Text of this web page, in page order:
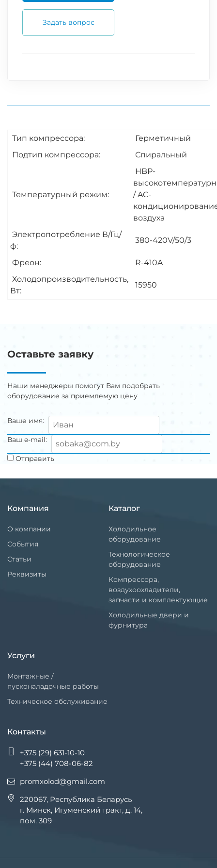
Задать вопрос
Тип компрессора:
Герметичный
Подтип компрессора:
Спиральный
Температурный режим:
HBP-
/ AC-
воздуха
Электропотребление В/Гц/
ф:
380-420V/50/3
Фреон:
R-410A
Холодопроизводительность,
Вт:
15950
Оставьте заявку
Наши менеджеры помогут Вам подобрать
оборудование за приемлемую цену
Ваше имя:
Ваш e-mail:
Отправить
Компания
О компании
События
Статьи
Реквизиты
Каталог
Холодильное
оборудование
Технологическое
оборудование
Компрессора,
воздухоохладители,
запчасти и комплектующие
Холодильные двери и
фурнитура
Услуги
Монтажные /
пусконаладочные работы
Техническое обслуживание
Контакты
+375 (29) 631-10-10
+375 (44) 708-06-82
promxolod@gmail.com
220067, Республика Беларусь
г. Минск, Игуменский тракт, д. 14,
пом. 309